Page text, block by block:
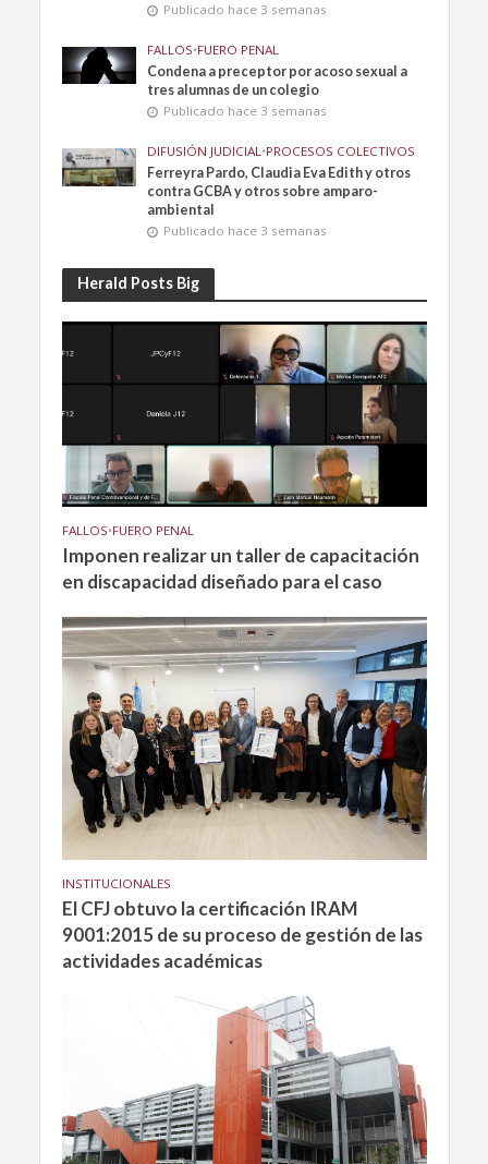
Publicado hace 3 semanas
FALLOS•FUERO PENAL
Condena a preceptor por acoso sexual a
tres alumnas de un colegio
Publicado hace 3 semanas
DIFUSIÓN JUDICIAL•PROCESOS COLECTIVOS
Ferreyra Pardo, Claudia Eva Edith y otros
contra GCBA y otros sobre amparo-
ambiental
Publicado hace 3 semanas
Herald Posts Big
FALLOS•FUERO PENAL
Imponen realizar un taller de capacitación
en discapacidad diseñado para el caso
INSTITUCIONALES
El CFJ obtuvo la certificación IRAM
9001:2015 de su proceso de gestión de las
actividades académicas